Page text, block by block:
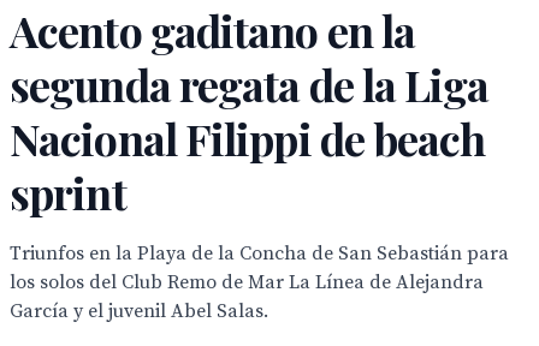
Acento gaditano en la
segunda regata de la Liga
Nacional Filippi de beach
sprint
Triunfos en la Playa de la Concha de San Sebastián para
los solos del Club Remo de Mar La Línea de Alejandra
García y el juvenil Abel Salas.